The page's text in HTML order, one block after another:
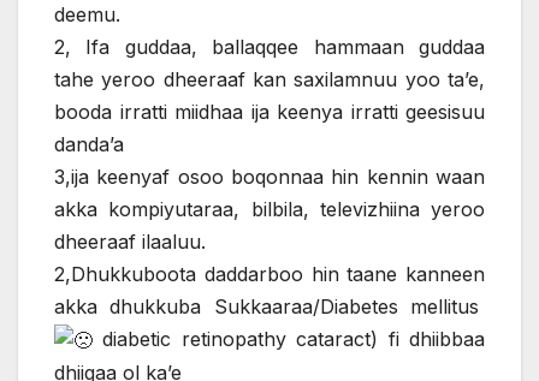
deemu.
2, Ifa guddaa, ballaqqee hammaan guddaa
tahe yeroo dheeraaf kan saxilamnuu yoo ta’e,
booda irratti miidhaa ija keenya irratti geesisuu
danda’a
3,ija keenyaf osoo boqonnaa hin kennin waan
akka kompiyutaraa, bilbila, televizhiina yeroo
dheeraaf ilaaluu.
2,Dhukkuboota daddarboo hin taane kanneen
akka dhukkuba Sukkaaraa/Diabetes mellitus
diabetic retinopathy cataract) fi dhiibbaa
dhiigaa ol ka’e